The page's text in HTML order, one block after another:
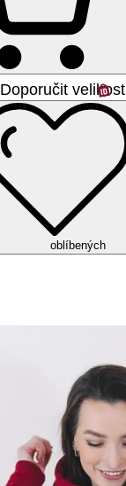
Doporučit velikost
oblíbených